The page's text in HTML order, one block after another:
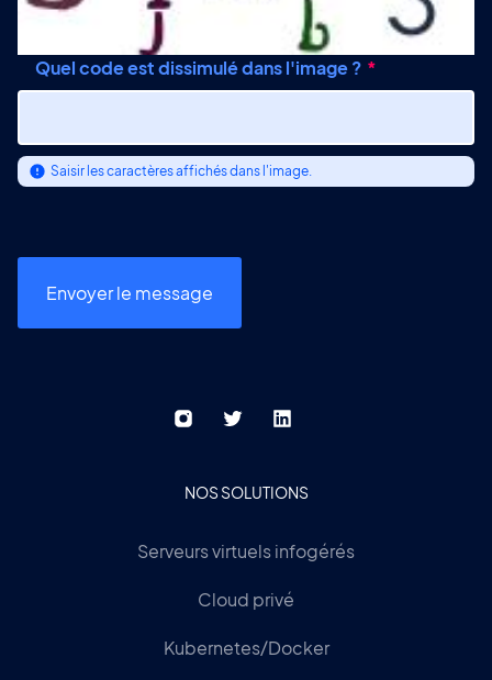
Quel code est dissimulé dans l'image ?
Saisir les caractères affichés dans l'image.
NOS SOLUTIONS
Serveurs virtuels infogérés
Cloud privé
Kubernetes/Docker